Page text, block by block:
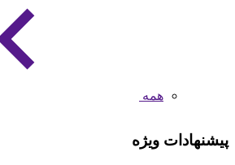
همه
پیشنهادات ویژه